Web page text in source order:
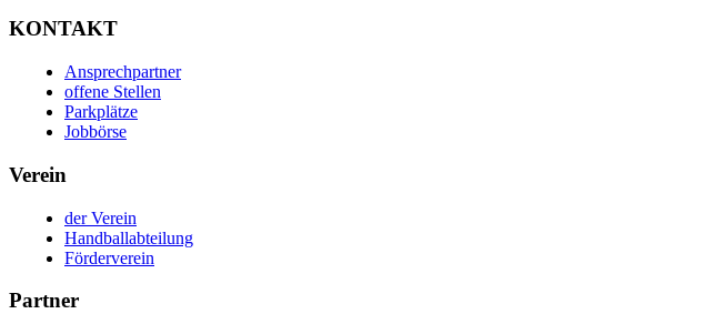
KONTAKT
Ansprechpartner
offene Stellen
Parkplätze
Jobbörse
Verein
der Verein
Handballabteilung
Förderverein
Partner